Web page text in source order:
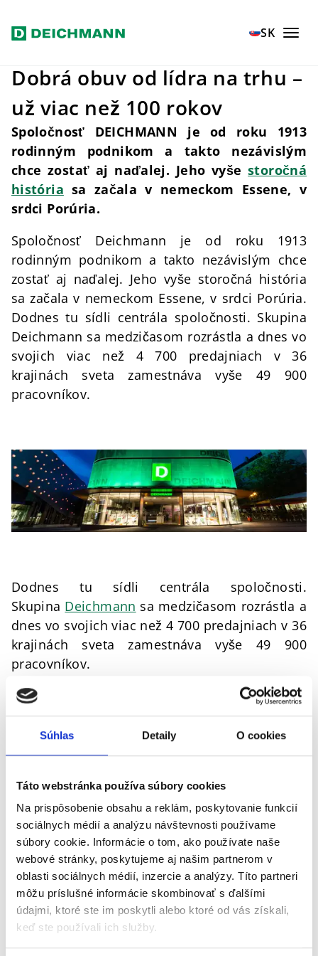
Súhlas Detaily O cookies
Táto webstránka používa súbory cookies
Na prispôsobenie obsahu a reklám, poskytovanie funkcií
sociálnych médií a analýzu návštevnosti používame
súbory cookie. Informácie o tom, ako používate naše
webové stránky, poskytujeme aj našim partnerom v
oblasti sociálnych médií, inzercie a analýzy. Títo partneri
môžu príslušné informácie skombinovať s ďalšími
údajmi, ktoré ste im poskytli alebo ktoré od vás získali,
keď ste používali ich služby.
Prejsť na hlavný obsah SK
Home Spoločnosť
Dobrá obuv od lídra na trhu –
už viac než 100 rokov
Spoločnosť DEICHMANN je od roku 1913
rodinným podnikom a takto nezávislým
chce zostať aj naďalej. Jeho vyšestoročná
história sa začala v nemeckom Essene, v
srdci Porúria.
Spoločnosť Deichmann je od roku 1913
rodinným podnikom a takto nezávislým chce
zostať aj naďalej. Jeho vyše storočná história
sa začala v nemeckom Essene, v srdci Porúria.
Dodnes tu sídli centrála spoločnosti. Skupina
Deichmann sa medzičasom rozrástla a dnes vo
svojich viac než 4 700 predajniach v 36
krajinách sveta zamestnáva vyše 49 900
pracovníkov.
Dodnes tu sídli centrála spoločnosti.
Skupina Deichmann sa medzičasom rozrástla a
dnes vo svojich viac než 4 700 predajniach v 36
krajinách sveta zamestnáva vyše 49 900
pracovníkov.
Deichmann je vedúcou firmou na nemeckom
aj európskom trhu s obuvou. Vďaka širokému
výberu obuvi pre všetky vekové skupiny
poskytujeme zrejme najrozsiahlejšiu ponuku
na výborný pomer ceny a kvality, ale rýchlo
reagujeme aj nasúčasné módne trendy. Naši
prieskumníci trhu sú neustále na stope
najnovším trendom, takže v kolekciách
Deichmann nájdete vždy tie najaktuálnejšie
módne novinky.
Popri tradičných prvotriednych značkách, ako